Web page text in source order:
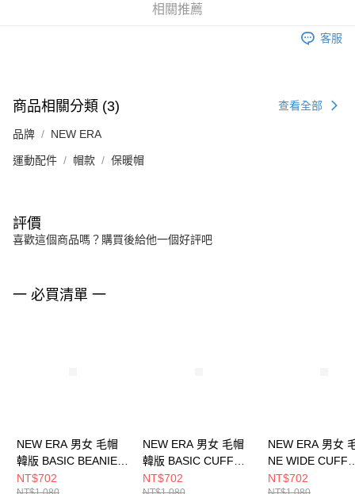
相關推薦
客服
商品相關分類 (3) 查看全部
品牌 NEW ERA
運動配件 帽款 保暖帽
評價
喜歡這個商品嗎？購買後給他一個好評吧
一 必買清單 一
NEW ERA 男女 毛帽
韓版 BASIC BEANIE
NE NE14440826
NT$702
NEW ERA 男女 毛帽
韓版 BASIC CUFF
BEANIE NE
NT$702
NEW ERA 男女
NE WIDE CUFF
BEANIE NE
NT$702